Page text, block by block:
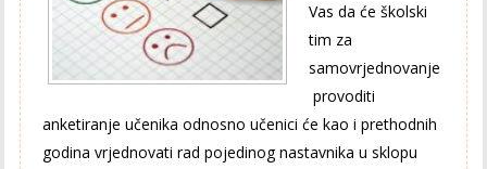
Vas da će školski
tim za
samovrjednovanje
provoditi
anketiranje učenika odnosno učenici će kao i prethodnih
godina vrjednovati rad pojedinog nastavnika u sklopu